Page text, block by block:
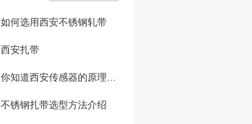
如何选用西安不锈钢轧带
西安扎带
你知道西安传感器的原理与应用吗？
不锈钢扎带选型方法介绍